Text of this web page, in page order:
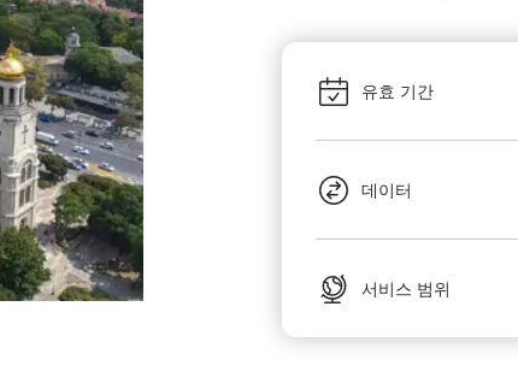
유효 기간
데이터
서비스 범위